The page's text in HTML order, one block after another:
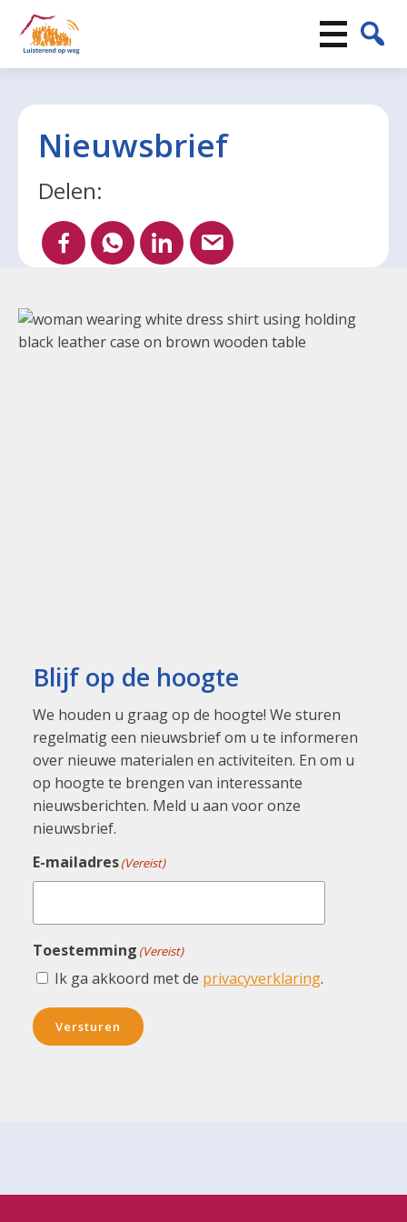
Nieuwsbrief
Delen:
Blijf op de hoogte
We houden u graag op de hoogte! We sturen
regelmatig een nieuwsbrief om u te informeren
over nieuwe materialen en activiteiten. En om u
op hoogte te brengen van interessante
nieuwsberichten. Meld u aan voor onze
nieuwsbrief.
E-mailadres(Vereist)
Toestemming (Vereist)
Ik ga akkoord met de privacyverklaring.
Versturen